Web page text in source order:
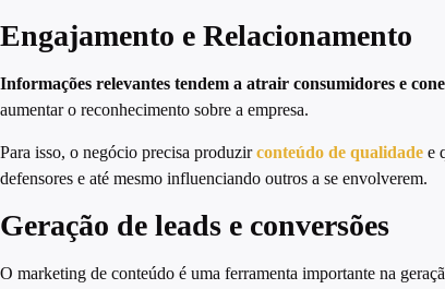
Engajamento e Relacionamento
Informações relevantes tendem a atrair consumidores e
aumentar o reconhecimento sobre a empresa.
Para isso, o negócio precisa produzirconteúdo de qualidade e
defensores e até mesmo influenciando outros a se envolverem.
Geração de leads e conversões
O marketing de conteúdo é uma ferramenta importante na